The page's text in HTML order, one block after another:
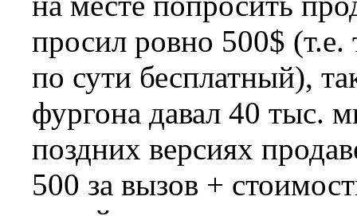
просил ровно 500$ (т.е.
по сути бесплатный),
фургона давал 40 тыс.
поздних версиях
500 за вызов +